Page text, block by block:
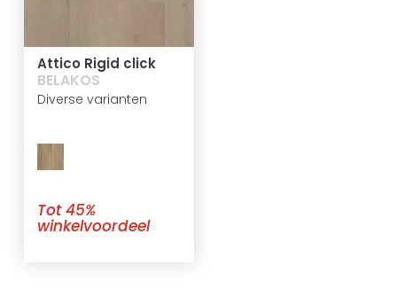
Attico Rigid click
BELAKOS
Diverse varianten
Tot 45%
winkelvoordeel